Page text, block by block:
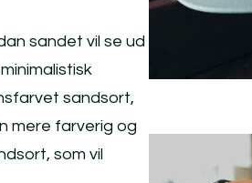
sandet vil se ud
sandsort,
mere farverig og
som vil